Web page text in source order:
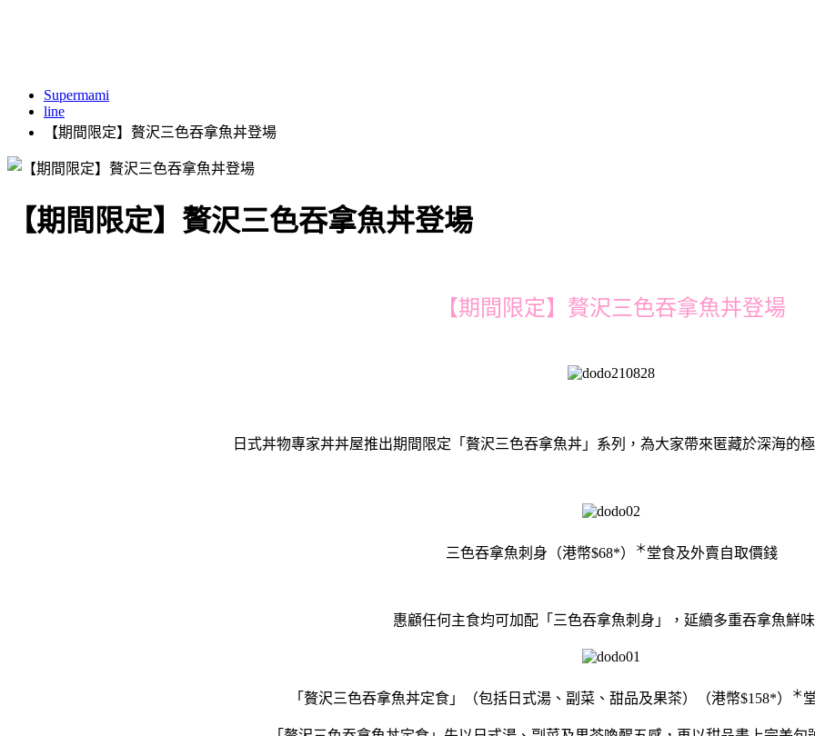
Supermami
line
【期間限定】贅沢三色吞拿魚丼登場
【期間限定】贅沢三色吞拿魚丼登場
【期間限定】贅沢三色吞拿魚丼登場
日式丼物專家丼丼屋推出期間限定「贅沢三色吞拿魚丼」系列，為大家帶來匿藏於深海的
三色吞拿魚刺身（港幣$68*） ＊ 堂食及外賣自取價錢
惠顧任何主食均可加配 「三色吞拿魚刺身」 ， 延續多重吞拿魚鮮味
「贅沢三色吞拿魚丼定食」（包括日式湯、副菜、甜品及果茶）（港幣$158*） ＊